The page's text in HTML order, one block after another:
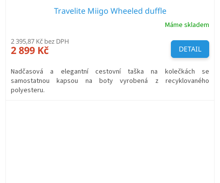
Travelite Miigo Wheeled duffle
Máme skladem
2 395,87 Kč bez DPH
2 899 Kč DETAIL
Nadčasová a elegantní cestovní taška na kolečkách se
samostatnou kapsou na boty vyrobená z recyklovaného
polyesteru.